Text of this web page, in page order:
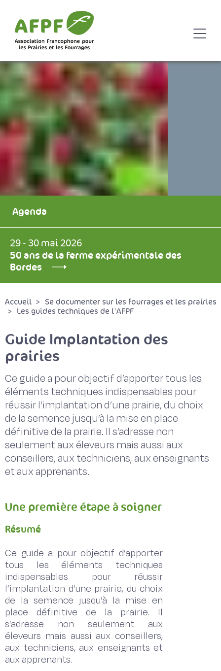
Agenda
29 - 30 mai 2026
50 ans de la ferme expérimentale des
Bordes
Accueil
Se documenter sur les fourrages et les prairies
Les guides techniques de l'AFPF
Guide Implantation des
prairies
Ce guide a pour objectif d’apporter tous les
éléments techniques indispensables pour
réussir l’implantation d’une prairie, du choix
de la semence jusqu’à la mise en place
définitive de la prairie. Il s’adresse non
seulement aux éleveurs mais aussi aux
conseillers, aux techniciens, aux enseignants
et aux apprenants.
Une première étape à soigner
Résumé
Ce guide a pour objectif d’apporter
tous les éléments techniques
indispensables pour réussir
l’implantation d’une prairie, du choix
de la semence jusqu’à la mise en
place définitive de la prairie. Il
s’adresse non seulement aux
éleveurs mais aussi aux conseillers,
aux techniciens, aux enseignants et
aux apprenants.